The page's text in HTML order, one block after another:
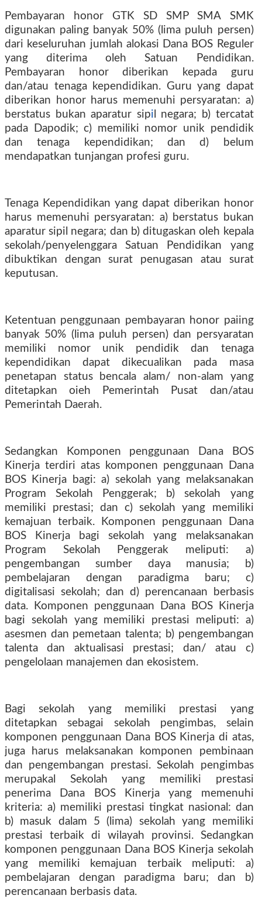
Pembayaran honor GTK SD SMP SMA SMK
digunakan paling banyak 50% (lima puluh persen)
dari keseluruhan jumlah alokasi Dana BOS Reguler
yang diterima oleh Satuan Pendidikan.
Pembayaran honor diberikan kepada guru
dan/atau tenaga kependidikan. Guru yang dapat
diberikan honor harus memenuhi persyaratan: a)
berstatus bukan aparatur sipi l negara; b) tercatat
pada Dapodik; c) memiliki nomor unik pendidik
dan tenaga kependidikan; dan d) belum
mendapatkan tunjangan profesi guru.
Tenaga Kependidikan yang dapat diberikan honor
harus memenuhi persyaratan: a) berstatus bukan
aparatur sipil negara; dan b) ditugaskan oleh kepala
sekolah/penyelenggara Satuan Pendidikan yang
dibuktikan dengan surat penugasan atau surat
keputusan.
Ketentuan penggunaan pembayaran honor paiing
banyak 50% (lima puluh persen) dan persyaratan
memiliki nomor unik pendidik dan tenaga
kependidikan dapat dikecualikan pada masa
penetapan status bencala alam/ non-alam yang
ditetapkan oieh Pemerintah Pusat dan/atau
Pemerintah Daerah.
Sedangkan Komponen penggunaan Dana BOS
Kinerja terdiri atas komponen penggunaan Dana
BOS Kinerja bagi: a) sekolah yang melaksanakan
Program Sekolah Penggerak; b) sekolah yang
memiliki prestasi; dan c) sekolah yang memiliki
kemajuan terbaik. Komponen penggunaan Dana
BOS Kinerja bagi sekolah yang melaksanakan
Program Sekolah Penggerak meliputi: a)
pengembangan sumber daya manusia; b)
pembelajaran dengan paradigma baru; c)
digitalisasi sekolah; dan d) perencanaan berbasis
data. Komponen penggunaan Dana BOS Kinerja
bagi sekolah yang memiliki prestasi meliputi: a)
asesmen dan pemetaan talenta; b) pengembangan
talenta dan aktualisasi prestasi; dan/ atau c)
pengelolaan manajemen dan ekosistem.
Bagi sekolah yang memiliki prestasi yang
ditetapkan sebagai sekolah pengimbas, selain
komponen penggunaan Dana BOS Kinerja di atas,
juga harus melaksanakan komponen pembinaan
dan pengembangan prestasi. Sekolah pengimbas
merupakal Sekolah yang memiliki prestasi
penerima Dana BOS Kinerja yang memenuhi
kriteria: a) memiliki prestasi tingkat nasional: dan
b) masuk dalam 5 (lima) sekolah yang memiliki
prestasi terbaik di wilayah provinsi. Sedangkan
komponen penggunaan Dana BOS Kinerja sekolah
yang memiliki kemajuan terbaik meliputi: a)
pembelajaran dengan paradigma baru; dan b)
perencanaan berbasis data.